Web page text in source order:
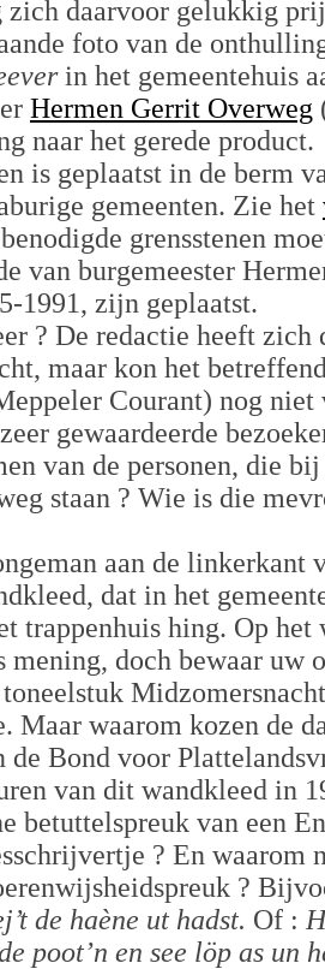
daarvoor gelukkig
foto van de
in het gemeentehuis
Hermen Gerrit Overweg
naar het gerede product.
is geplaatst in de berm
gemeenten. Zie het
grensstenen
van burgemeester
1991, zijn geplaatst.
? De redactie heeft zich
maar kon het
Courant) nog niet
gewaardeerde
van de personen, die
staan ? Wie is die
aan de linkerkant
dat in het
trappenhuis hing. Op het
mening, doch bewaar uw
Maar waarom kozen de
de Bond voor
van dit wandkleed in
betuttelspreuk van een
? En waarom
?
de haène ut hadst. Of :
poot’n en see löp as un